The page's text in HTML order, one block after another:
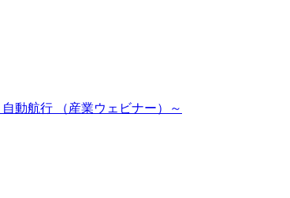
動航行 （産業ウェビナー）～